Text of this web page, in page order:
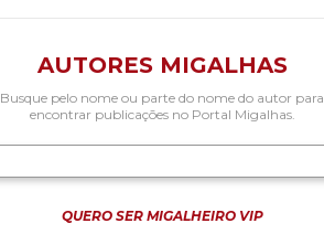
AUTORES MIGALHAS
Busque pelo nome ou parte do nome do autor para
encontrar publicações no Portal Migalhas.
QUERO SER MIGALHEIRO VIP